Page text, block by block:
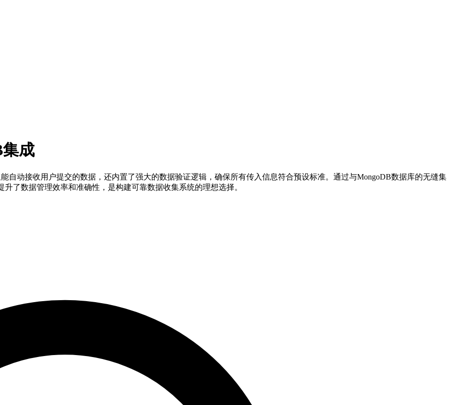
成
自动接收用户提交的数据，还内置了强大的数据验证逻辑，确保所有传入信息符合预设标准。通过与MongoDB数据库的无缝集
了数据管理效率和准确性，是构建可靠数据收集系统的理想选择。